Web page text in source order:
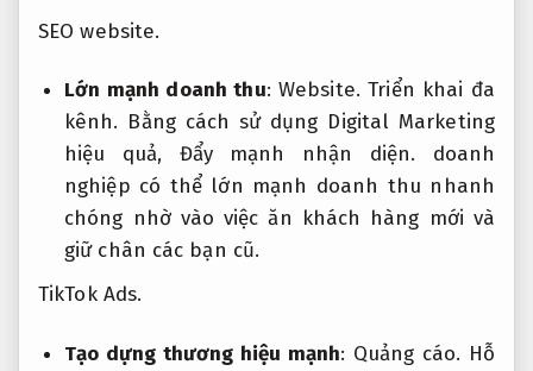
SEO website.
Lớn mạnh doanh thu:Website. Triển khai đa
kênh. Bằng cách sử dụng Digital Marketing
hiệu quả, Đẩy mạnh nhận diện. doanh
nghiệp có thể lớn mạnh doanh thu nhanh
chóng nhờ vào việc ăn khách hàng mới và
giữ chân các bạn cũ.
TikTok Ads.
Tạo dựng thương hiệu mạnh: Quảng cáo. Hỗ